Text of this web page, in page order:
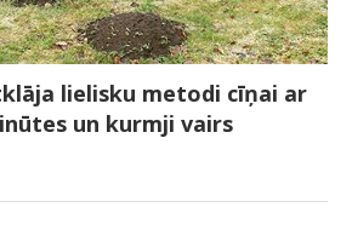
lielisku metodi cīņai ar
un kurmji vairs